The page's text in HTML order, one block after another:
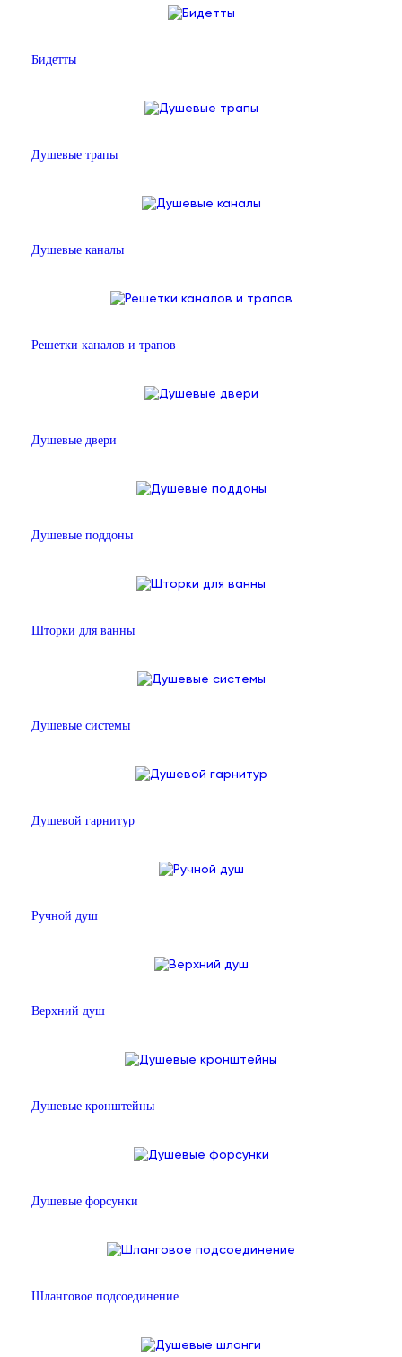
Бидетты
Душевые трапы
Душевые каналы
Решетки каналов и трапов
Душевые двери
Душевые поддоны
Шторки для ванны
Душевые системы
Душевой гарнитур
Ручной душ
Верхний душ
Душевые кронштейны
Душевые форсунки
Шланговое подсоединение